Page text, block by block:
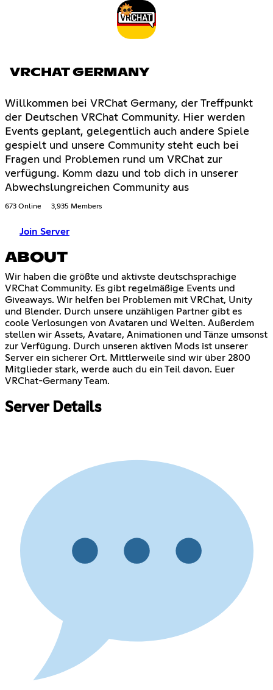
VRCHAT GERMANY
Willkommen bei VRChat Germany, der Treffpunkt
der Deutschen VRChat Community. Hier werden
Events geplant, gelegentlich auch andere Spiele
gespielt und unsere Community steht euch bei
Fragen und Problemen rund um VRChat zur
verfügung. Komm dazu und tob dich in unserer
Abwechslungreichen Community aus
673 Online 3,935 Members
Join Server
ABOUT
Wir haben die größte und aktivste deutschsprachige
VRChat Community. Es gibt regelmäßige Events und
Giveaways. Wir helfen bei Problemen mit VRChat, Unity
und Blender. Durch unsere unzähligen Partner gibt es
coole Verlosungen von Avataren und Welten. Außerdem
stellen wir Assets, Avatare, Animationen und Tänze umsonst
zur Verfügung. Durch unseren aktiven Mods ist unserer
Server ein sicherer Ort. Mittlerweile sind wir über 2800
Mitglieder stark, werde auch du ein Teil davon. Euer
VRChat-Germany Team.
Server Details